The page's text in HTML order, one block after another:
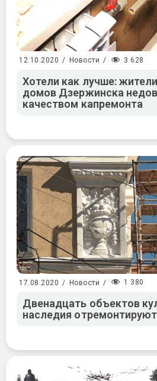
12.10.2020 / Новости / 3 628
Хотели как лучше:
домов Дзержинска
качеством капремонта
17.08.2020 / Новости / 1 380
Двенадцать объектов
наследия